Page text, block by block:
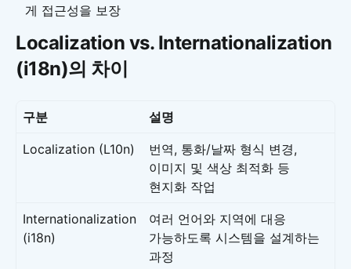
게 접근성을 보장
Localization vs. Internationalization
(i18n)의 차이
구분 설명
Localization (L10n)
번역, 통화/날짜 형식 변경,
이미지 및 색상 최적화 등
현지화 작업
Internationalization
(i18n)
여러 언어와 지역에 대응
가능하도록 시스템을 설계하는
과정